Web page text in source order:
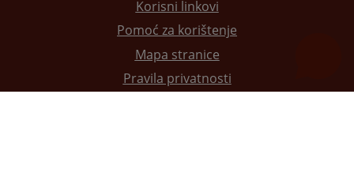
Korisni linkovi
Pomoć za korištenje
Mapa stranice
Pravila privatnosti